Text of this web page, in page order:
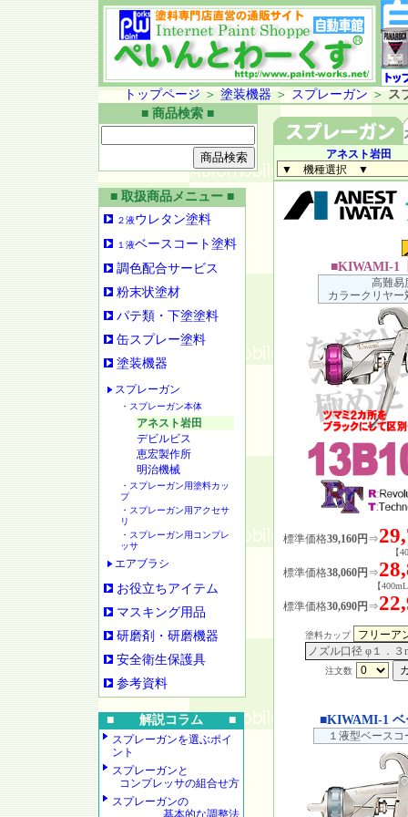
トップページ ＞ 塗装機器＞ スプレーガン ＞ ス
■ 商品検索 ■
■ 取扱商品メニュー ■
２液ウレタン塗料
１液ベースコート塗料
調色配合サービス
粉末状塗材
パテ類・下塗塗料
缶スプレー塗料
塗装機器
スプレーガン
・スプレーガン本体
アネスト岩田
デビルビス
恵宏製作所
明治機械
・スプレーガン用塗料カッ
プ
・スプレーガン用アクセサ
リ
・スプレーガン用コンプレ
ッサ
エアブラシ
お役立ちアイテム
マスキング用品
研磨剤・研磨機器
安全衛生保護具
参考資料
■ 解説コラム ■
スプレーガンを選ぶポイ
ント
スプレーガンと
コンプレッサの組合せ方
スプレーガンの
基本的な調整法
アネスト岩田
■KIWAMI-1
高難易
カラークリヤ
標準価格39,160円 ⇒
【
標準価格38,060円 ⇒
【
標準価格30,690円 ⇒
塗料カップ
ノズル口径 φ１．３
注文数
■KIWAMI-1 ベ
１液型ベース